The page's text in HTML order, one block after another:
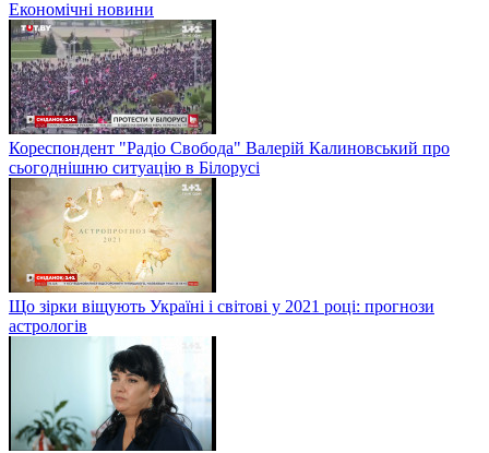
Економічні новини
Кореспондент "Радіо Свобода" Валерій Калиновський про
сьогоднішню ситуацію в Білорусі
Що зірки віщують Україні і світові у 2021 році: прогнози
астрологів